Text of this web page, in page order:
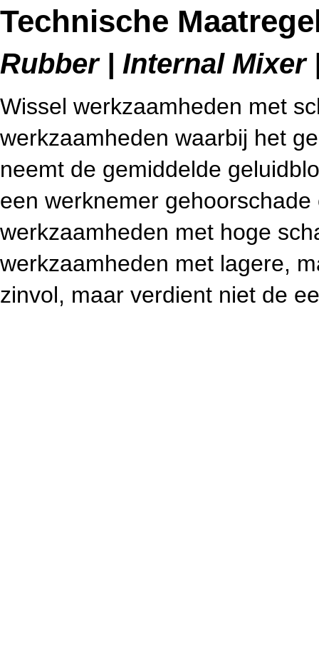
Technische
Rubber | Internal
Wissel werkzaamheden met
werkzaamheden waarbij het
neemt de gemiddelde
een werknemer
werkzaamheden met hoge
werkzaamheden met lagere,
zinvol, maar verdient niet de